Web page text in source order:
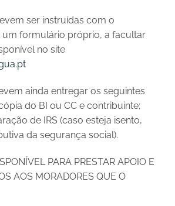
ser instruídas com o
um formulário próprio, a facultar
no site
ainda entregar os seguintes
do BI ou CC e contribuinte;
de IRS (caso esteja isento,
da segurança social).
PARA PRESTAR APOIO E
AOS MORADORES QUE O